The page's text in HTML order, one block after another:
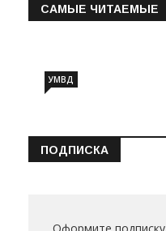
САМЫЕ ЧИТАЕМЫЕ
УМВД
ПОДПИСКА